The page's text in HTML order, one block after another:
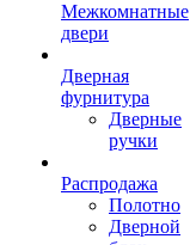
Межкомнатные
двери
Дверная
фурнитура
Дверные
ручки
Распродажа
Полотно
Дверной